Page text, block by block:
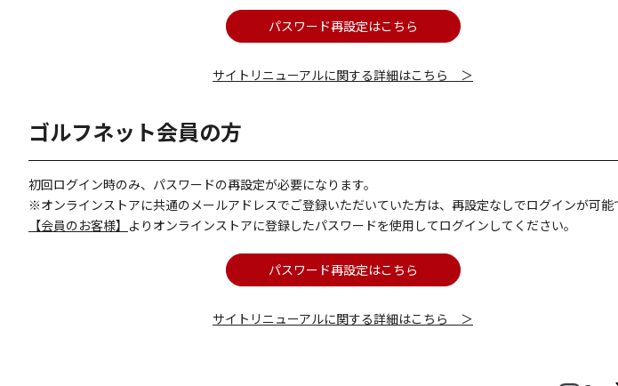
パスワード再設定はこちら
サイトリニューアルに関する詳細はこちら ＞
ゴルフネット会員の方
初回ログイン時のみ、パスワードの再設定が必要になります。
※オンラインストアに共通のメールアドレスでご登録いただいていた方は、再設定なしでログインが可能
【会員のお客様】 よりオンラインストアに登録したパスワードを使用してログインしてください。
パスワード再設定はこちら
サイトリニューアルに関する詳細はこちら ＞